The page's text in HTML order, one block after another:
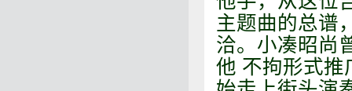
主题曲的总谱
洽。小凑昭尚
他 不拘形式推